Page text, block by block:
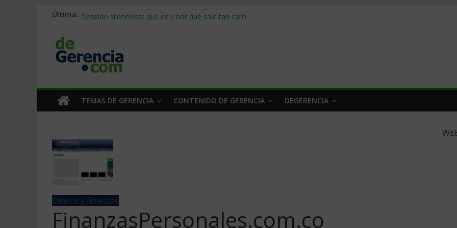
Última: Stablecoins para empresas: cómo pagar y cobrar en 2026
Trabajo forzoso en la cadena de suministro: qué hacer
Mercado hispano de EE. UU.: cómo segmentarlo y venderle
TEMAS DE GERENCIA CONTENIDO DE GERENCIA DEGERENCIA
Dinero y finanzas
FinanzasPersonales.com.co